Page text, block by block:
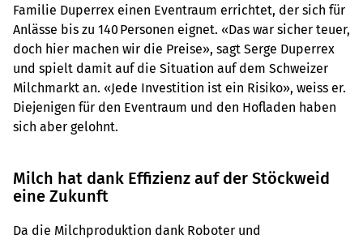
Familie Duperrex einen Eventraum errichtet, der sich für
Anlässe bis zu 140 Personen eignet. «Das war sicher teuer,
doch hier machen wir die Preise», sagt Serge Duperrex
und spielt damit auf die Situation auf dem Schweizer
Milchmarkt an. «Jede Investition ist ein Risiko», weiss er.
Diejenigen für den Eventraum und den Hofladen haben
sich aber gelohnt.
Milch hat dank Effizienz auf der Stöckweid
eine Zukunft
Da die Milchproduktion dank Roboter und